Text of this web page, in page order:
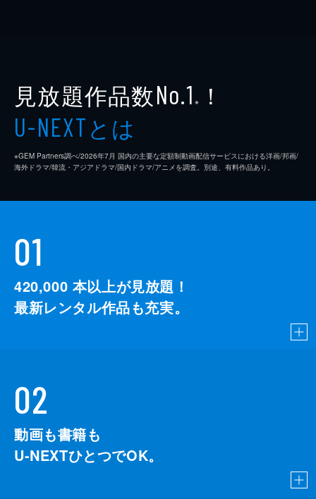
見放題作品数No.1 ※ ！
U-NEXTとは
※GEM Partners調べ/2026年7⽉ 国内の主要な定額制動画配信サービスにおける洋画/邦画/
海外ドラマ/韓流・アジアドラマ/国内ドラマ/アニメを調査。別途、有料作品あり。
01
420,000 本以上が見放題！
最新レンタル作品も充実。
02
動画も書籍も
U-NEXTひとつでOK。